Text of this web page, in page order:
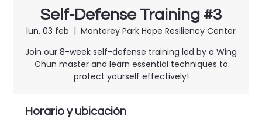
Self-Defense Training #3
lun, 03 feb
  |
Monterey Park Hope Resiliency Center
Join our 8-week self-defense training led by a Wing
Chun master and learn essential techniques to
protect yourself effectively!​
Horario y ubicación